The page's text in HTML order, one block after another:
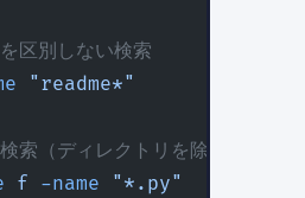
区別しない検索
"readme*"
索（ディレクトリを除外）
f -name "*.py"